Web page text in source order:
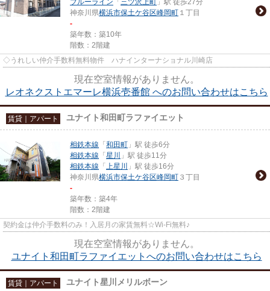
ブルーライン 「 三ツ沢上町
」駅 徒歩27分
神奈川県横浜市保土ケ谷区峰岡町 １丁目
-
築年数：築10年
階数：2階建
◇うれしい仲介手数料無料物件 ハナインターナショナル川崎店
現在空室情報がありません。
レオネクストエマーレ横浜壱番館 へのお問い合わせはこちら
賃貸｜アパート ユナイト和田町ラファイエット
相鉄本線 「 和田町 」駅 徒歩6分
相鉄本線 「 星川
」駅 徒歩11分
相鉄本線 「 上星川
」駅 徒歩16分
神奈川県横浜市保土ケ谷区峰岡町 ３丁目
-
築年数：築4年
階数：2階建
契約金は仲介手数料のみ！入居月の家賃無料☆Wi-Fi無料♪
現在空室情報がありません。
ユナイト和田町ラファイエットへのお問い合わせはこちら
賃貸｜アパート ユナイト星川メリルボーン